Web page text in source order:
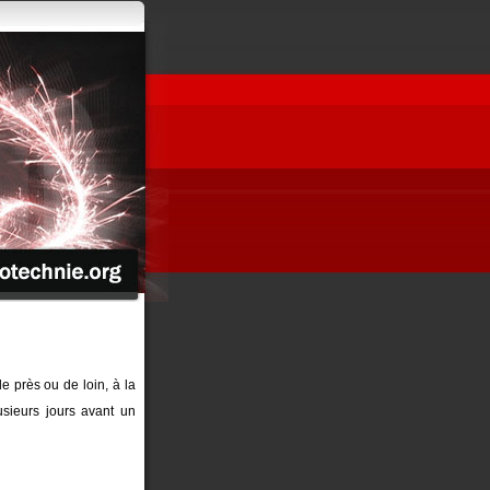
près ou de loin, à la
jours avant un